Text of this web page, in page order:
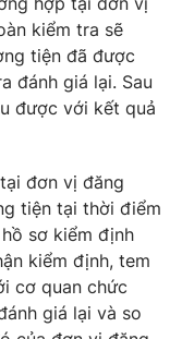
thao
sản
bằng AI
kiểm tra sẽ
tiện đã được
đánh giá lại. Sau
được với kết quả
đơn vị đăng
tiện tại thời điểm
sơ kiểm định
kiểm định, tem
cơ quan chức
giá lại và so